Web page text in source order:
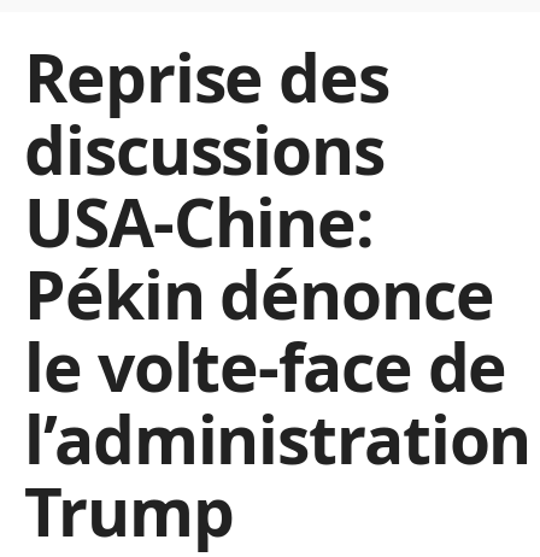
Reprise des
discussions
USA-Chine:
Pékin dénonce
le volte-face de
l’administration
Trump